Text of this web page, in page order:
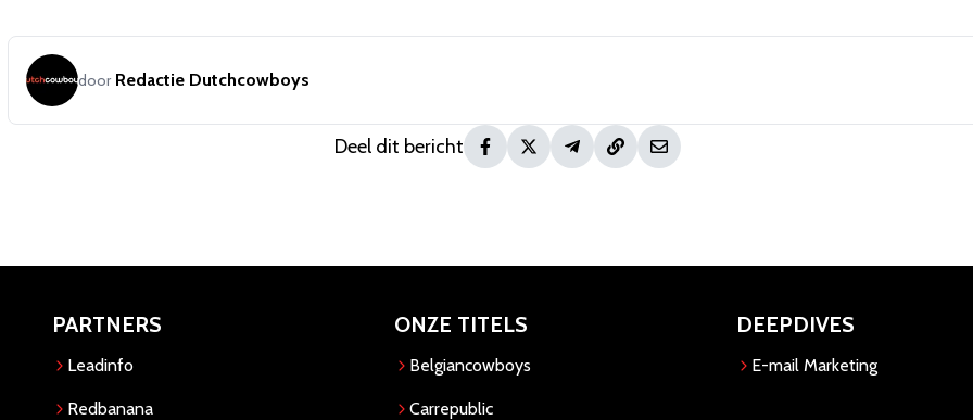
door Redactie Dutchcowboys
Deel dit bericht
PARTNERS
Leadinfo
Redbanana
ONZE TITELS
Belgiancowboys
Carrepublic
DEEPDIVES
E-mail Marketing